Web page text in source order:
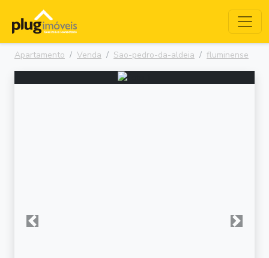
Apartamento Venda Sao-pedro-da-aldeia fluminense
Anterior Próxima